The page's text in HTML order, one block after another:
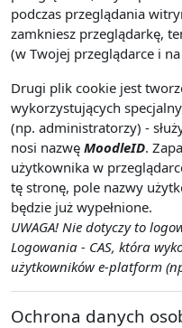
podczas przeglądania
zamkniesz przeglądarkę,
(w Twojej przeglądarce i
Drugi plik cookie jest
wykorzystujących
(np. administratorzy) -
nosi nazwę MoodleID.
użytkownika w
tę stronę, pole nazwy
będzie już wypełnione.
UWAGA! Nie dotyczy to
Logowania - CAS, która
użytkowników e-platform
Ochrona danych